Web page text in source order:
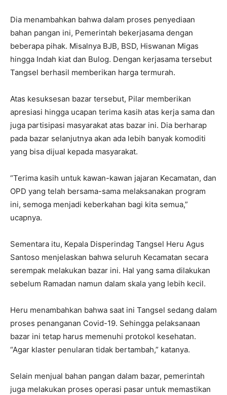
Dia menambahkan bahwa dalam proses penyediaan
bahan pangan ini, Pemerintah bekerjasama dengan
beberapa pihak. Misalnya BJB, BSD, Hiswanan Migas
hingga Indah kiat dan Bulog. Dengan kerjasama tersebut
Tangsel berhasil memberikan harga termurah.
Atas kesuksesan bazar tersebut, Pilar memberikan
apresiasi hingga ucapan terima kasih atas kerja sama dan
juga partisipasi masyarakat atas bazar ini. Dia berharap
pada bazar selanjutnya akan ada lebih banyak komoditi
yang bisa dijual kepada masyarakat.
“Terima kasih untuk kawan-kawan jajaran Kecamatan, dan
OPD yang telah bersama-sama melaksanakan program
ini, semoga menjadi keberkahan bagi kita semua,”
ucapnya.
Sementara itu, Kepala Disperindag Tangsel Heru Agus
Santoso menjelaskan bahwa seluruh Kecamatan secara
serempak melakukan bazar ini. Hal yang sama dilakukan
sebelum Ramadan namun dalam skala yang lebih kecil.
Heru menambahkan bahwa saat ini Tangsel sedang dalam
proses penanganan Covid-19. Sehingga pelaksanaan
bazar ini tetap harus memenuhi protokol kesehatan.
“Agar klaster penularan tidak bertambah,” katanya.
Selain menjual bahan pangan dalam bazar, pemerintah
juga melakukan proses operasi pasar untuk memastikan